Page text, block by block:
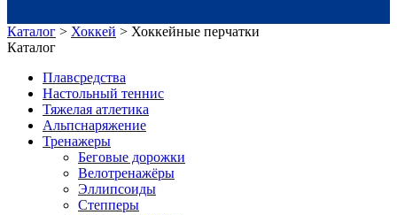
Каталог > Хоккей > Хоккейные перчатки
Каталог
Плавсредства
Настольный теннис
Тяжелая атлетика
Альпснаряжение
Тренажеры
Беговые дорожки
Велотренажёры
Эллипсоиды
Степперы